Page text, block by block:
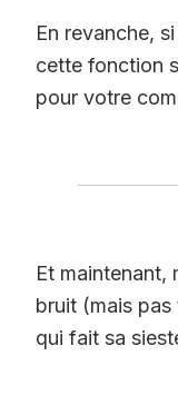
En revanche,
cette fonction
pour votre
Et maintenant,
bruit (mais
qui fait sa